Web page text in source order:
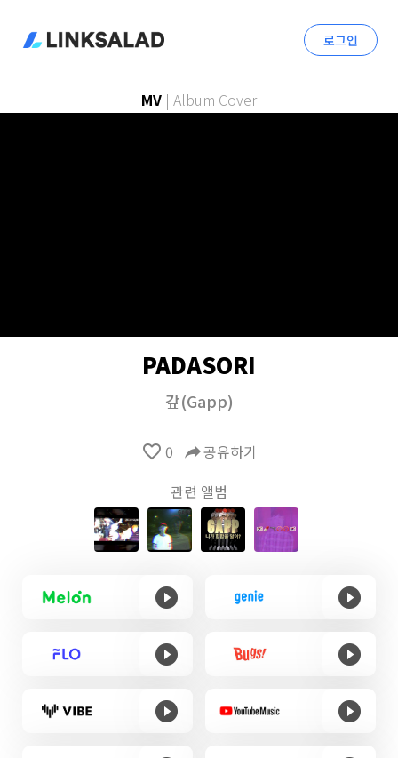
로그인
MV | Album Cover
PADASORI
갚(Gapp)
favorite_border 0 reply공유하기
관련 앨범